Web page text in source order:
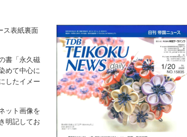
ス表紙裏面
書「永久磁
めて中心に
したイメー
ット画像を
明記してお